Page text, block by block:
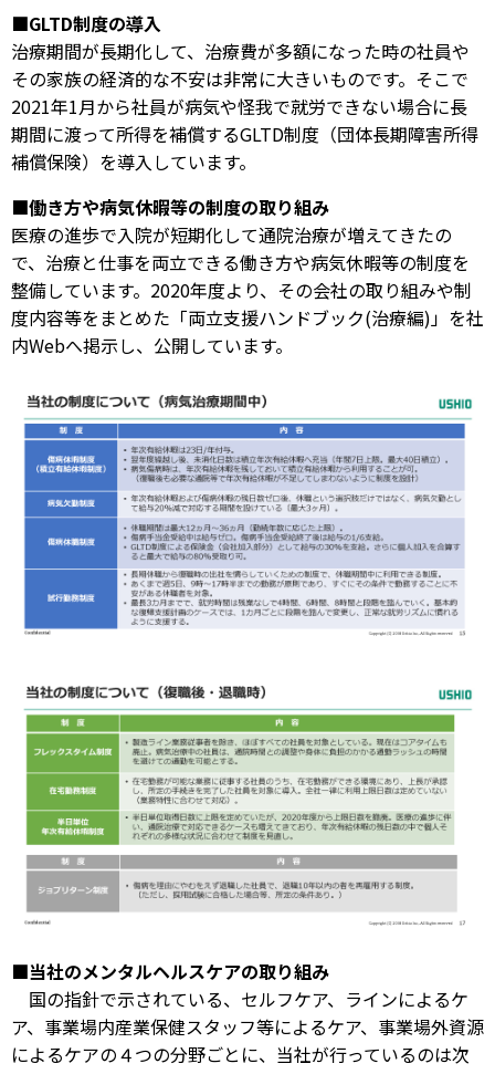
■GLTD制度の導入
治療期間が長期化して、治療費が多額になった時の社員や
その家族の経済的な不安は非常に大きいものです。そこで
2021年1月から社員が病気や怪我で就労できない場合に長
期間に渡って所得を補償するGLTD制度（団体長期障害所得
補償保険）を導入しています。
■働き方や病気休暇等の制度の取り組み
医療の進歩で入院が短期化して通院治療が増えてきたの
で、治療と仕事を両立できる働き方や病気休暇等の制度を
整備しています。2020年度より、その会社の取り組みや制
度内容等をまとめた「両立支援ハンドブック(治療編)」を社
内Webへ掲示し、公開しています。
■当社のメンタルヘルスケアの取り組み
国の指針で示されている、セルフケア、ラインによるケ
ア、事業場内産業保健スタッフ等によるケア、事業場外資源
によるケアの４つの分野ごとに、当社が行っているのは次